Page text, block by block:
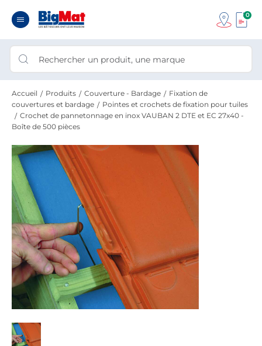
0
Accueil Produits Couverture - Bardage
Fixation de
couvertures et bardage
Pointes et crochets de fixation pour tuiles
Crochet de pannetonnage en inox VAUBAN 2 DTE et EC 27x40 -
Boîte de 500 pièces